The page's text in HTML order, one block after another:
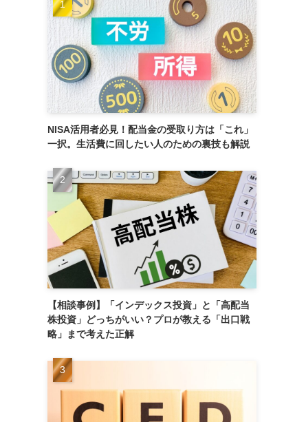
NISA活用者必見！配当金の受取り方は「これ」
一択。生活費に回したい人のための裏技も解説
【相談事例】「インデックス投資」と「高配当
株投資」どっちがいい？プロが教える「出口戦
略」まで考えた正解